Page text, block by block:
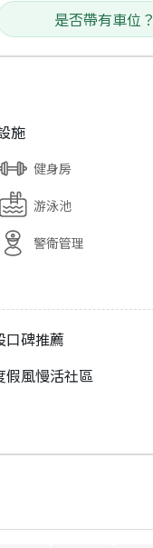
是否帶有車位？
施
健身房
游泳池
警衛管理
口碑推薦
假風慢活社區